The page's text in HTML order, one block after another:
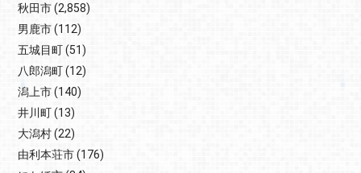
秋田市(2,858)
男鹿市(112)
五城目町(51)
八郎潟町(12)
潟上市(140)
井川町(13)
大潟村(22)
由利本荘市(176)